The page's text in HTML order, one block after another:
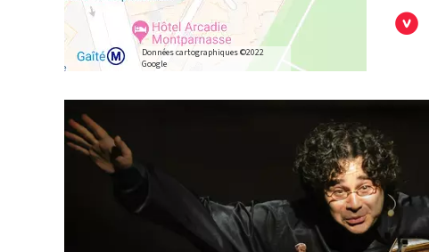
Données cartographiques ©2022
Google